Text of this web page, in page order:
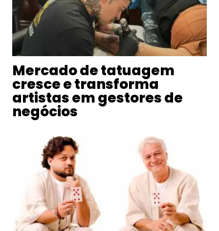
Mercado de tatuagem
cresce e transforma
artistas em gestores de
negócios